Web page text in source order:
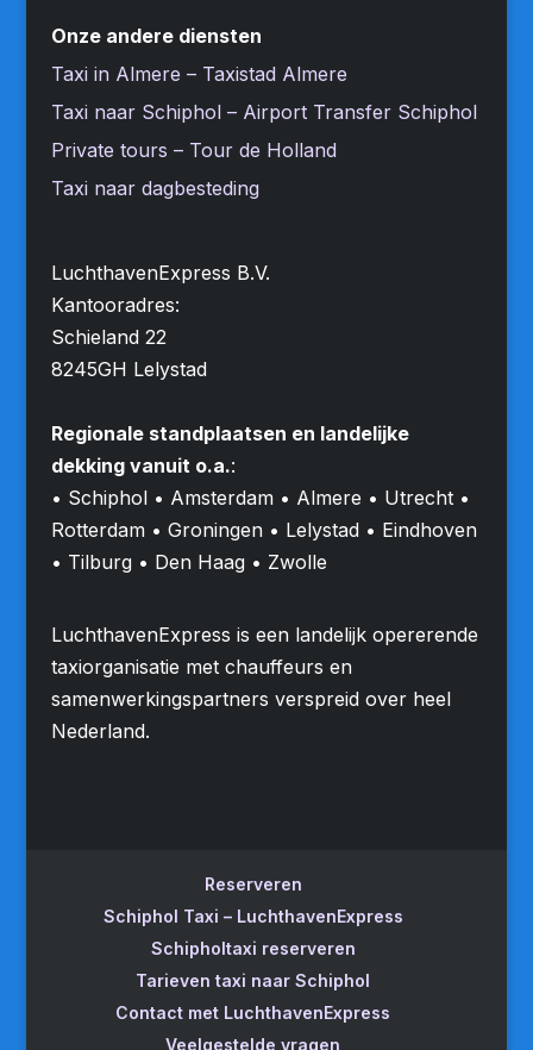
Onze andere diensten
Taxi in Almere – Taxistad Almere
Taxi naar Schiphol – Airport Transfer Schiphol
Private tours – Tour de Holland
Taxi naar dagbesteding
LuchthavenExpress B.V.
Kantooradres:
Schieland 22
8245GH Lelystad
Regionale standplaatsen en landelijke
dekking vanuit o.a.:
• Schiphol • Amsterdam • Almere • Utrecht •
Rotterdam • Groningen • Lelystad • Eindhoven
• Tilburg • Den Haag • Zwolle
LuchthavenExpress is een landelijk opererende
taxiorganisatie met chauffeurs en
samenwerkingspartners verspreid over heel
Nederland.
Reserveren
Schiphol Taxi – LuchthavenExpress
Schipholtaxi reserveren
Tarieven taxi naar Schiphol
Contact met LuchthavenExpress
Veelgestelde vragen